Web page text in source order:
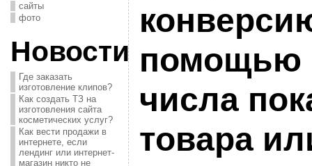
сайты
фото
Новости
Где заказать
изготовление клипов?
Как создать ТЗ на
изготовления сайта
косметических услуг?
Как вести продажи в
интернете, если
лендинг или интернет-
магазин никто не
помощью
числа
товара